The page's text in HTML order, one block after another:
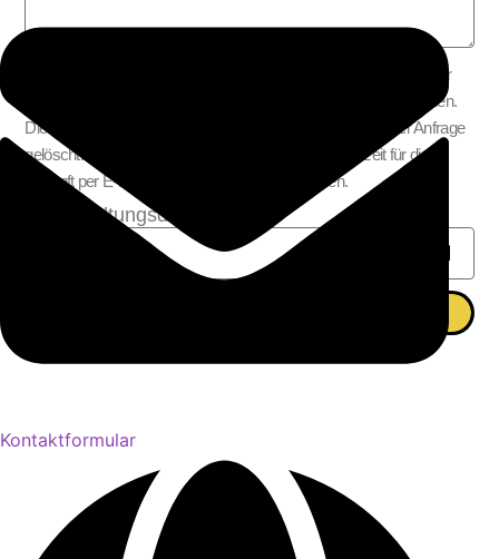
Ich stimme zu, dass meine Angaben aus dem Kontaktformular
zur Beantwortung meiner Anfrage erhoben und verarbeitet werden.
Die Daten werden nach abgeschlossener Bearbeitung Ihrer Anfrage
gelöscht. Hinweis: Sie können Ihre Einwilligung jederzeit für die
Zukunft per E-Mail an info @ belfun.de widerrufen.
Veranstaltungsdatum
Kontaktformular